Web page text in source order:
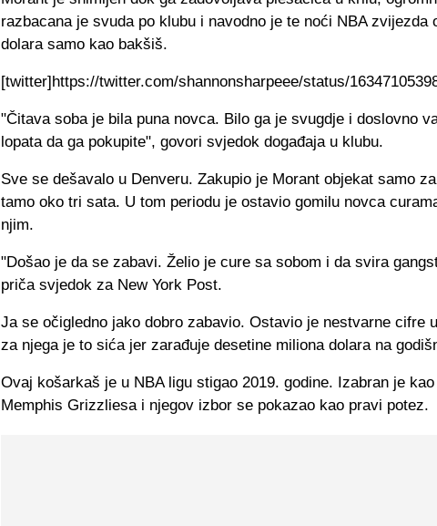
razbacana je svuda po klubu i navodno je te noći NBA zvijezda
dolara samo kao bakšiš.
[twitter]https://twitter.com/shannonsharpeee/status/
"Čitava soba je bila puna novca. Bilo ga je svugdje i doslovno
lopata da ga pokupite", govori svjedok događaja u klubu.
Sve se dešavalo u Denveru. Zakupio je Morant objekat samo
tamo oko tri sata. U tom periodu je ostavio gomilu novca
njim.
"Došao je da se zabavi. Želio je cure sa sobom i da svira
priča svjedok za New York Post.
Ja se očigledno jako dobro zabavio. Ostavio je nestvarne cifre
za njega je to sića jer zarađuje desetine miliona dolara na
Ovaj košarkaš je u NBA ligu stigao 2019. godine. Izabran je
Memphis Grizzliesa i njegov izbor se pokazao kao pravi potez.